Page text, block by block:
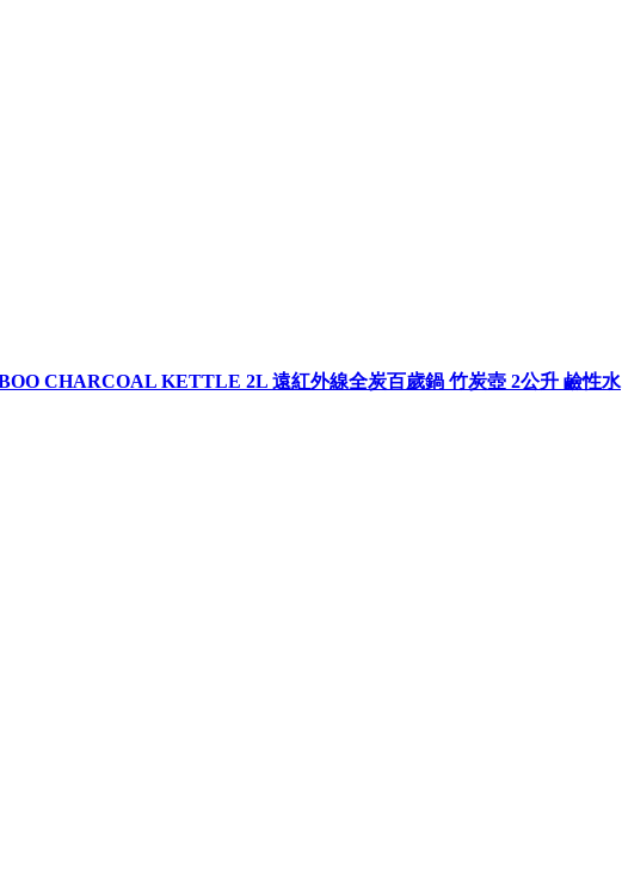
CHARCOAL KETTLE 2L 遠紅外線全炭百歲鍋 竹炭壺 2公升 鹼性水